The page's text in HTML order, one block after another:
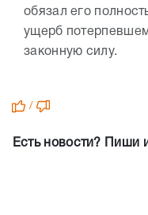
обязал его
ущерб
законную силу.
/
Есть новости? Пиши